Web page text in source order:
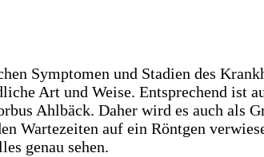
Symptomen und Stadien des
Art und Weise. Entsprechend ist
Ahlbäck. Daher wird es auch als
Wartezeiten auf ein Röntgen
genau sehen.